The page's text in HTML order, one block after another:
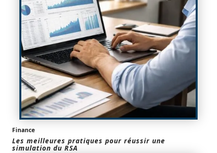
Finance
Les meilleures pratiques pour réussir une
simulation du RSA